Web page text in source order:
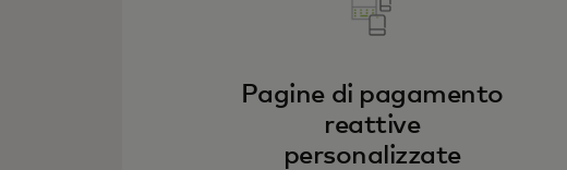
Pagine di pagamento
reattive
personalizzate